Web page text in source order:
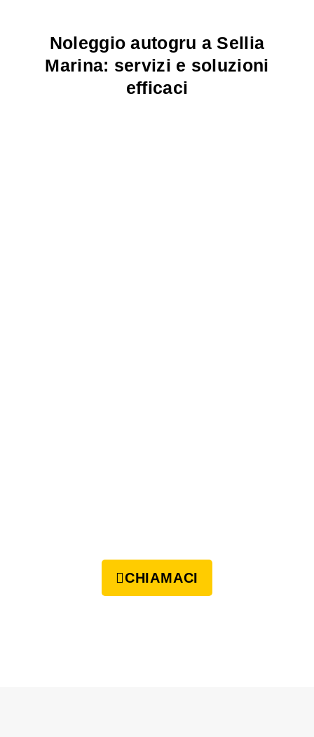
Noleggio autogru a Sellia
Marina: servizi e soluzioni
efficaci
CHIAMACI